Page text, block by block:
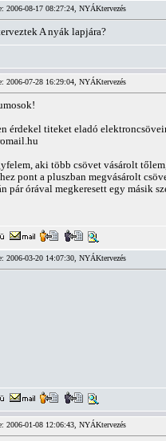
2006-08-17 08:27:24, NYÁKtervezés
A nyák lapjára?
2006-07-28 16:29:04, NYÁKtervezés
érdekel titeket eladó
aki több csövet vásárolt
pont a pluszban megvásárolt
pár órával megkeresett egy másik
2006-03-20 14:07:30, NYÁKtervezés
2006-01-08 12:06:43, NYÁKtervezés